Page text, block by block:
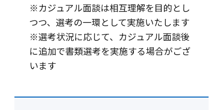
※カジュアル面談は相互理解を目的とし
つつ、選考の一環として実施いたします
※選考状況に応じて、カジュアル面談後
に追加で書類選考を実施する場合がござ
います